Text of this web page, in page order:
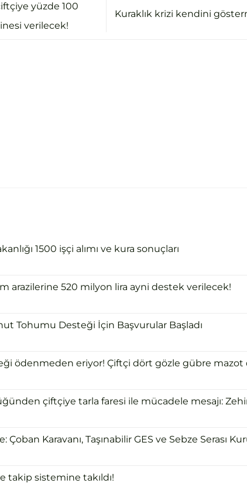
yüzde 100
verilecek!
Kuraklık krizi kendini
1500 işçi alımı ve kura sonuçları
arazilerine 520 milyon lira ayni destek verilecek!
Tohumu Desteği İçin Başvurular Başladı
ödenmeden eriyor! Çiftçi dört gözle gübre
çiftçiye tarla faresi ile mücadele mesajı:
Karavanı, Taşınabilir GES ve Sebze Serası
takip sistemine takıldı!